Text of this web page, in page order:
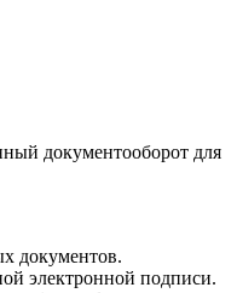
документооборот для
документов.
электронной подписи.